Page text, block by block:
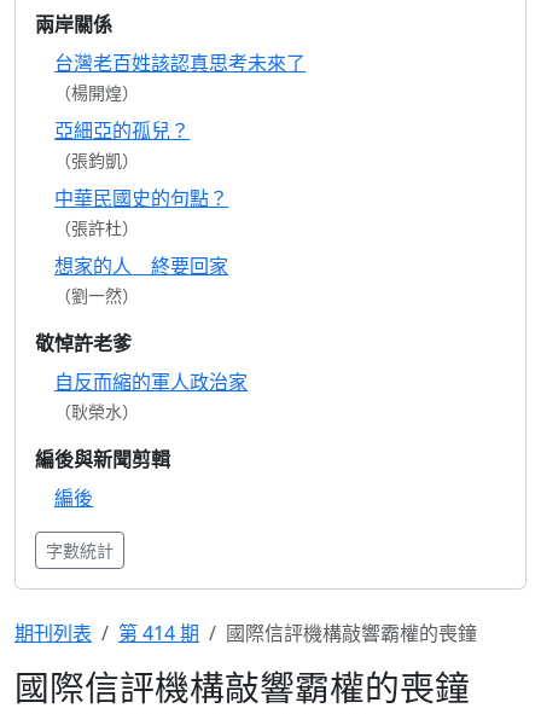
兩岸關係
台灣老百姓該認真思考未來了
（楊開煌）
亞細亞的孤兒？
（張鈞凱）
中華民國史的句點？
（張許杜）
想家的人 終要回家
（劉一然）
敬悼許老爹
自反而縮的軍人政治家
（耿榮水）
編後與新聞剪輯
編後
字數統計
期刊列表 第 414 期 國際信評機構敲響霸權的喪鐘
國際信評機構敲響霸權的喪鐘